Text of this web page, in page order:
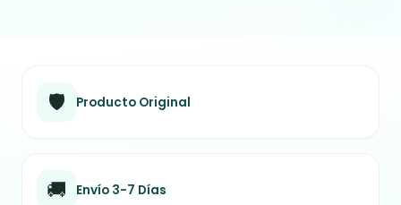
🛡️ Producto Original
🚚 Envío 3-7 Días